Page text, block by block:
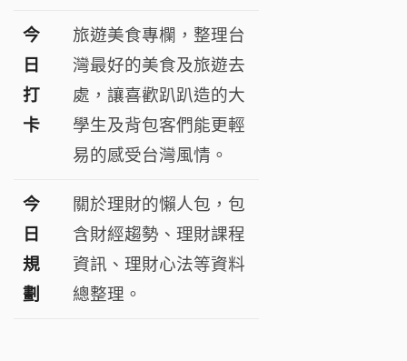
今
日
打
卡
旅遊美食專欄，整理台
灣最好的美食及旅遊去
處，讓喜歡趴趴造的大
學生及背包客們能更輕
易的感受台灣風情。
今
日
規
劃
關於理財的懶人包，包
含財經趨勢、理財課程
資訊、理財心法等資料
總整理。